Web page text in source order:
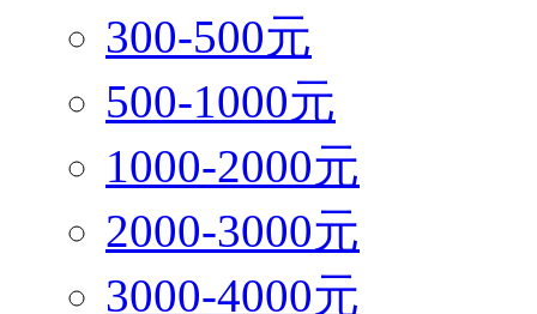
300-500元
500-1000元
1000-2000元
2000-3000元
3000-4000元